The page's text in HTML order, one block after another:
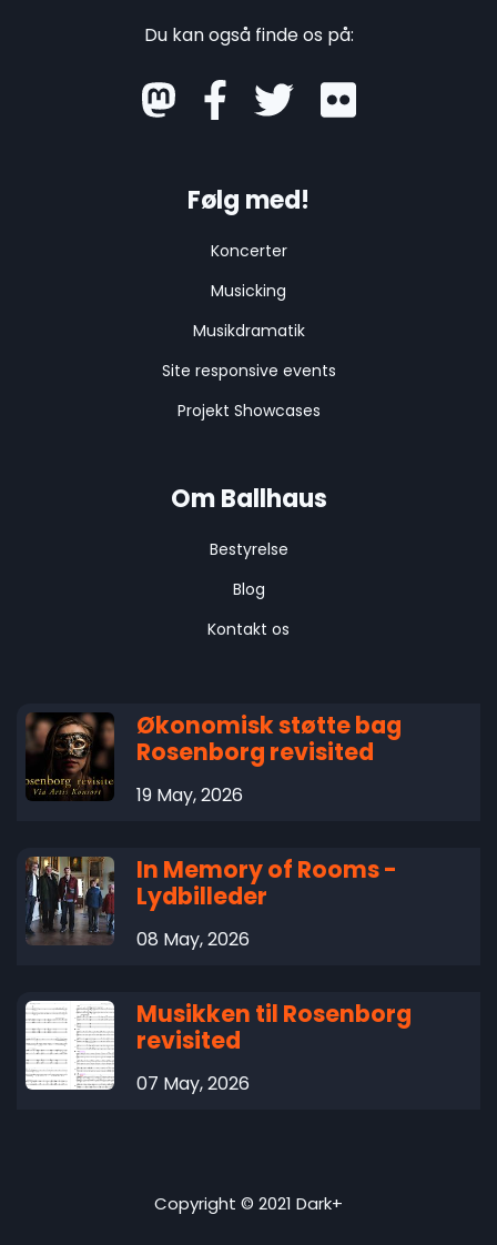
Du kan også finde os på:
mastodon
Følg med!
Koncerter
Musicking
Musikdramatik
Site responsive events
Projekt Showcases
Om Ballhaus
Bestyrelse
Blog
Kontakt os
Økonomisk støtte bag
Rosenborg revisited
19 May, 2026
In Memory of Rooms -
Lydbilleder
08 May, 2026
Musikken til Rosenborg
revisited
07 May, 2026
Copyright © 2021 Dark+